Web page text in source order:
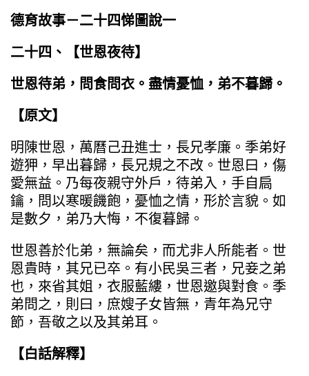
德育故事－二十四悌圖說一
二十四、【世恩夜待】
世恩待弟，問食問衣。盡情憂恤，弟不暮歸。
【原文】
明陳世恩，萬曆己丑進士，長兄孝廉。季弟好
遊狎，早出暮歸，長兄規之不改。世恩曰，傷
愛無益。乃每夜親守外戶，待弟入，手自扃
鑰，問以寒暖饑飽，憂恤之情，形於言貌。如
是數夕，弟乃大悔，不復暮歸。
世恩善於化弟，無論矣，而尤非人所能者。世
恩貴時，其兄已卒。有小民吳三者，兄妾之弟
也，來省其姐，衣服藍縷，世恩邀與對食。季
弟問之，則曰，庶嫂子女皆無，青年為兄守
節，吾敬之以及其弟耳。
【白話解釋】